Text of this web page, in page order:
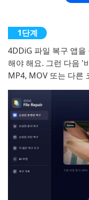
4DDiG 파일 복구 앱
해야 해요. 그런 다음 '
MP4, MOV 또는 다른